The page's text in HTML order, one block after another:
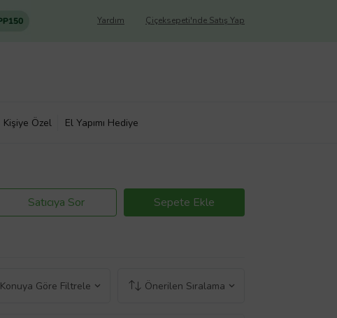
Çiçeksepeti'nde Satış Yap
Yardım
Kişiye Özel El Yapımı Hediye
Satıcıya Sor Sepete Ekle
Konuya Göre Filtrele Önerilen Sıralama